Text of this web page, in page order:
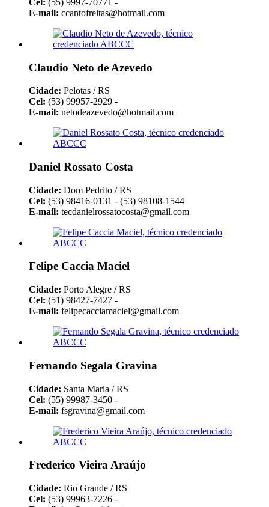
E-mail: ccantofreitas@hotmail.com
Claudio Neto de Azevedo
Cidade: Pelotas / RS
Cel: (53) 99957-2929 -
E-mail: netodeazevedo@hotmail.com
Daniel Rossato Costa
Cidade: Dom Pedrito / RS
Cel: (53) 98416-0131 - (53) 98108-1544
E-mail: tecdanielrossatocosta@gmail.com
Felipe Caccia Maciel
Cidade: Porto Alegre / RS
Cel: (51) 98427-7427 -
E-mail: felipecacciamaciel@gmail.com
Fernando Segala Gravina
Cidade: Santa Maria / RS
Cel: (55) 99987-3450 -
E-mail: fsgravina@gmail.com
Frederico Vieira Araújo
Cidade: Rio Grande / RS
Cel: (53) 99963-7226 -